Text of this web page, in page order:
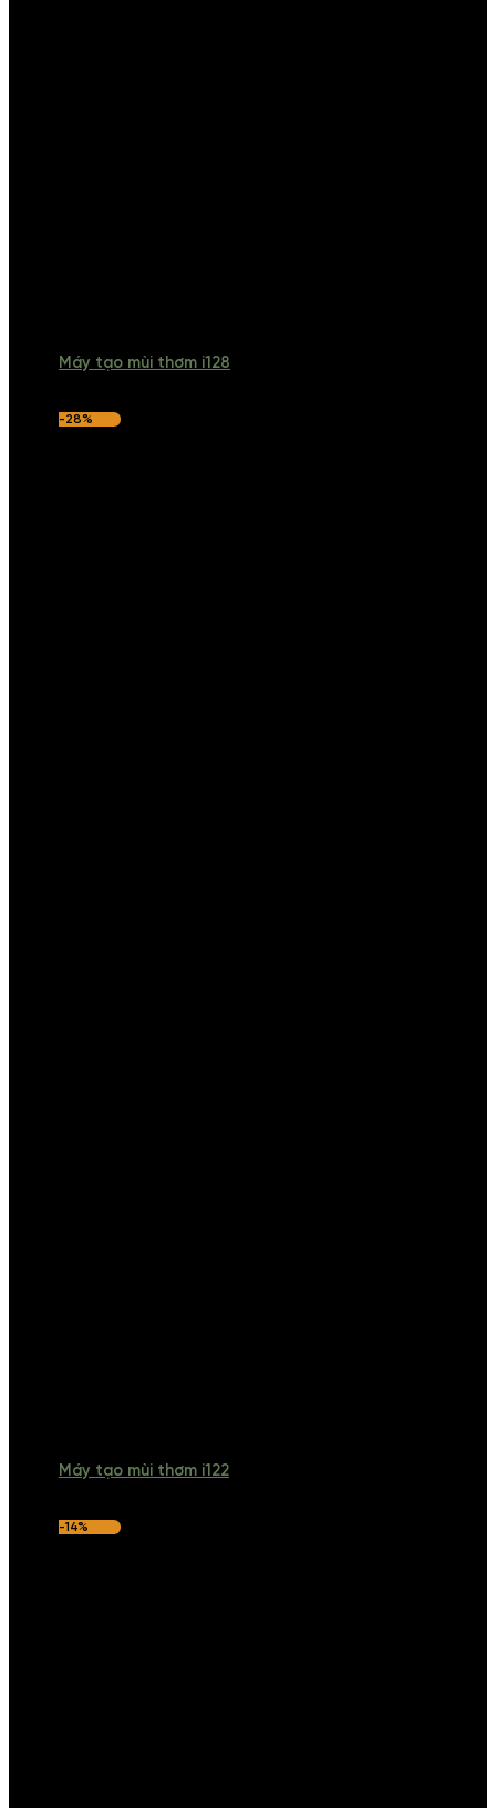
Máy tạo mùi thơm i128
-28%
Máy tạo mùi thơm i122
-14%